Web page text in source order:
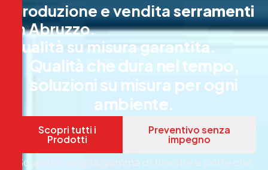
Produzione e venditaserramenti
in Abruzzo.
qualità su misura garantita.
Qualità chedura neltempo,
soluzionisu misura perogni
ambiente.
Scopri tutti i
Prodotti
Preventivo senza
impegno
Scopri un’ampia gamma di finestre e porte che